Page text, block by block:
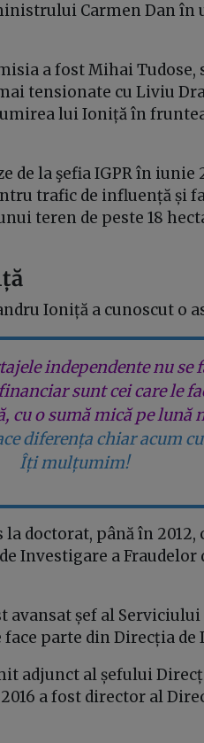
Carmen Dan
a fost Mihai Tudose,
tensionate cu Liviu
lui Ioniță în
de la şefia IGPR în iunie
trafic de influență și
teren de peste 18
Ioniță a cunoscut o
independente nu se
sunt cei care le
cu o sumă mică pe lună
diferența chiar acum
Îți mulțumim!
doctorat, până în
Investigare a
avansat șef al Serviciului
parte din Direcția de
adjunct al șefului
a fost director al